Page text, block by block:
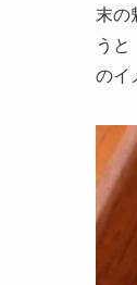
末の
うと
のイ